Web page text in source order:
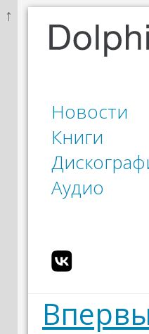
↑
Новости
Книги
Аудио